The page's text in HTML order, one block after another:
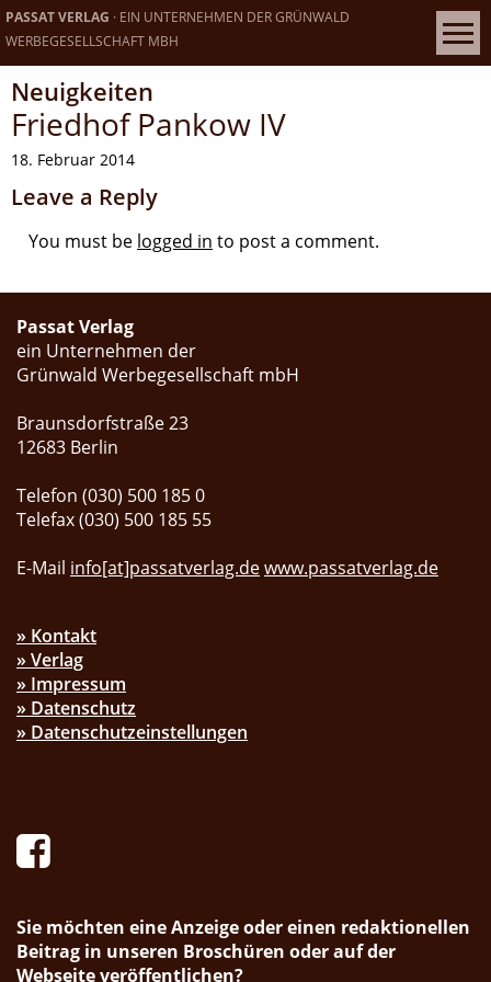
PASSAT VERLAG · EIN UNTERNEHMEN DER GRÜNWALD
WERBEGESELLSCHAFT MBH
Neuigkeiten
Friedhof Pankow IV
18. Februar 2014
Leave a Reply
You must be logged in to post a comment.
Passat Verlag
ein Unternehmen der
Grünwald Werbegesellschaft mbH
Braunsdorfstraße 23
12683 Berlin
Telefon (030) 500 185 0
Telefax (030) 500 185 55
E-Mail info[at]passatverlag.dewww.passatverlag.de
» Kontakt
» Verlag
» Impressum
» Datenschutz
» Datenschutzeinstellungen
Sie möchten eine Anzeige oder einen redaktionellen
Beitrag in unseren Broschüren oder auf der
Webseite veröffentlichen?